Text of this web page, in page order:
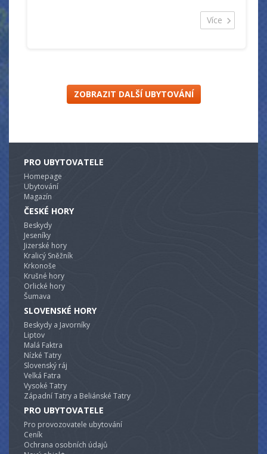
nachází restaurace s ochotným a milým personalem a
s širokým výběrem jídel i nápojů za přijatelné ceny.
Více
ZOBRAZIT DALŠÍ UBYTOVÁNÍ
PRO UBYTOVATELE
Homepage
Ubytování
Magazín
ČESKÉ HORY
Beskydy
Jeseníky
Jizerské hory
Kralicý Sněžník
Krkonoše
Krušné hory
Orlické hory
Šumava
SLOVENSKÉ HORY
Beskydy a Javorníky
Liptov
Malá Faktra
Nízké Tatry
Slovenský ráj
Velká Fatra
Vysoké Tatry
Západní Tatry a Beliánské Tatry
PRO UBYTOVATELE
Pro provozovatele ubytování
Ceník
Ochrana osobních údajů